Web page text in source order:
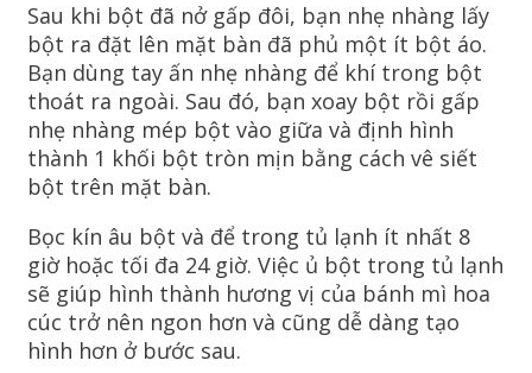
Sau khi bột đã nở gấp đôi, bạn nhẹ nhàng lấy
bột ra đặt lên mặt bàn đã phủ một ít bột áo.
Bạn dùng tay ấn nhẹ nhàng để khí trong bột
thoát ra ngoài. Sau đó, bạn xoay bột rồi gấp
nhẹ nhàng mép bột vào giữa và định hình
thành 1 khối bột tròn mịn bằng cách vê siết
bột trên mặt bàn.
Bọc kín âu bột và để trong tủ lạnh ít nhất 8
giờ hoặc tối đa 24 giờ. Việc ủ bột trong tủ lạnh
sẽ giúp hình thành hương vị của bánh mì hoa
cúc trở nên ngon hơn và cũng dễ dàng tạo
hình hơn ở bước sau.